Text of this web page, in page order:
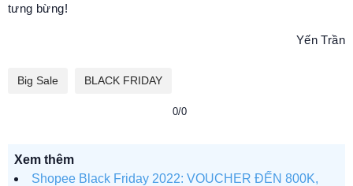
tưng bừng!
Yến Trần
Big Sale BLACK FRIDAY
0/0
Xem thêm
Shopee Black Friday 2022: VOUCHER ĐẾN 800K,